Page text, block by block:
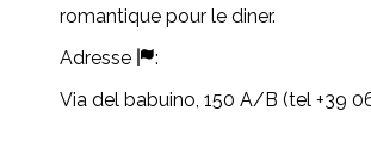
romantique pour le diner.
Adresse
:
Via del babuino, 150 A/B (tel +39